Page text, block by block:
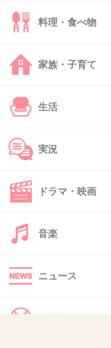
イランもあれだ
の栗を拾うのは
48. 匿名
>>1
着々と外堀を埋めら
49. 匿名 2026/07/08(水) 20:50:40
認知歪んた人が「
アル中の「オレは酔
料理・食べ物
家族・子育て
生活
実況
ドラマ・映画
音楽
ニュース